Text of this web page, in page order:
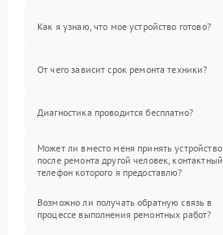
Как я узнаю, что мое устройство готово?
От чего зависит срок ремонта техники?
Диагностика проводится бесплатно?
Может ли вместо меня принять устройство
после ремонта другой человек, контактный
телефон которого я предоставлю?
Возможно ли получать обратную связь в
процессе выполнения ремонтных работ?